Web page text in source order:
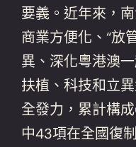
要義。近年來，
商業方便化、“放
異、深化粵港澳
扶植、科技和立
全發力，累計構
中43項在全國復